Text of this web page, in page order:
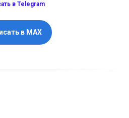
в Telegram
в MAX